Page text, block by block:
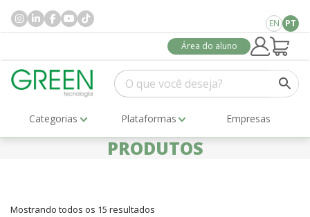
EN PT
Área do aluno
Categorias Plataformas Empresas
PRODUTOS
Mostrando todos os 15 resultados